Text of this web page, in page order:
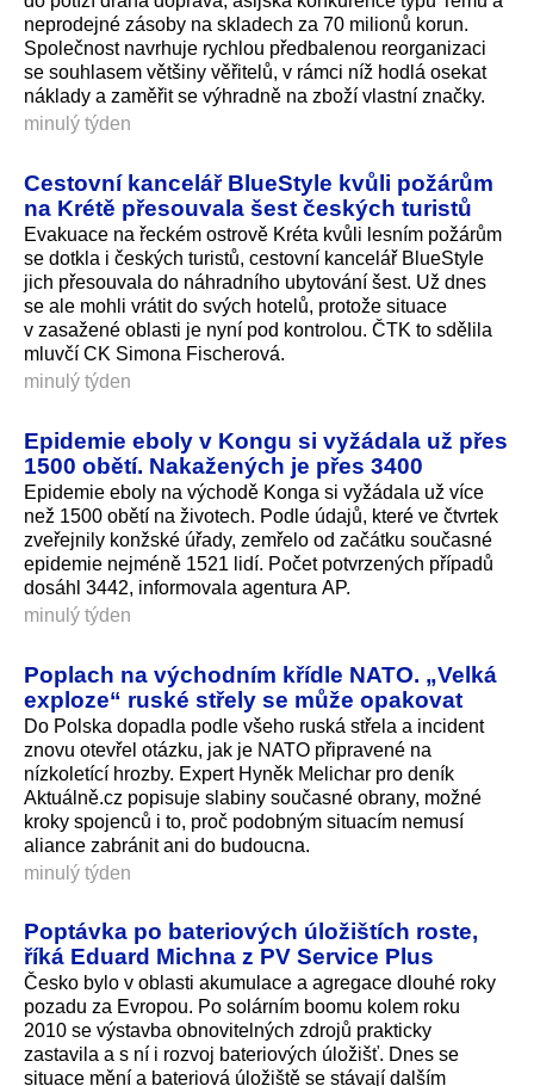
neprodejné zásoby na skladech za 70 milionů korun.
Společnost navrhuje rychlou předbalenou reorganizaci
se souhlasem většiny věřitelů, v rámci níž hodlá osekat
náklady a zaměřit se výhradně na zboží vlastní značky.
minulý týden
Cestovní kancelář BlueStyle kvůli požárům
na Krétě přesouvala šest českých turistů
Evakuace na řeckém ostrově Kréta kvůli lesním požárům
se dotkla i českých turistů, cestovní kancelář BlueStyle
jich přesouvala do náhradního ubytování šest. Už dnes
se ale mohli vrátit do svých hotelů, protože situace
v zasažené oblasti je nyní pod kontrolou. ČTK to sdělila
mluvčí CK Simona Fischerová.
minulý týden
Epidemie eboly v Kongu si vyžádala už přes
1500 obětí. Nakažených je přes 3400
Epidemie eboly na východě Konga si vyžádala už více
než 1500 obětí na životech. Podle údajů, které ve čtvrtek
zveřejnily konžské úřady, zemřelo od začátku současné
epidemie nejméně 1521 lidí. Počet potvrzených případů
dosáhl 3442, informovala agentura AP.
minulý týden
Poplach na východním křídle NATO. „Velká
exploze“ ruské střely se může opakovat
Do Polska dopadla podle všeho ruská střela a incident
znovu otevřel otázku, jak je NATO připravené na
nízkoletící hrozby. Expert Hyněk Melichar pro deník
Aktuálně.cz popisuje slabiny současné obrany, možné
kroky spojenců i to, proč podobným situacím nemusí
aliance zabránit ani do budoucna.
minulý týden
Poptávka po bateriových úložištích roste,
říká Eduard Michna z PV Service Plus
Česko bylo v oblasti akumulace a agregace dlouhé roky
pozadu za Evropou. Po solárním boomu kolem roku
2010 se výstavba obnovitelných zdrojů prakticky
zastavila a s ní i rozvoj bateriových úložišť. Dnes se
situace mění a bateriová úložiště se stávají dalším